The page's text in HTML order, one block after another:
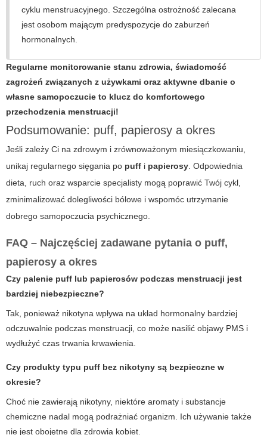
cyklu menstruacyjnego. Szczególna ostrożność zalecana
jest osobom mającym predyspozycje do zaburzeń
hormonalnych.
Regularne monitorowanie stanu zdrowia, świadomość
zagrożeń związanych z używkami oraz aktywne dbanie o
własne samopoczucie to klucz do komfortowego
przechodzenia menstruacji!
Podsumowanie: puff, papierosy a okres
Jeśli zależy Ci na zdrowym i zrównoważonym miesiączkowaniu,
unikaj regularnego sięgania po puff i papierosy . Odpowiednia
dieta, ruch oraz wsparcie specjalisty mogą poprawić Twój cykl,
zminimalizować dolegliwości bólowe i wspomóc utrzymanie
dobrego samopoczucia psychicznego.
FAQ – Najczęściej zadawane pytania o puff,
papierosy a okres
Czy palenie puff lub papierosów podczas menstruacji jest
bardziej niebezpieczne?
Tak, ponieważ nikotyna wpływa na układ hormonalny bardziej
odczuwalnie podczas menstruacji, co może nasilić objawy PMS i
wydłużyć czas trwania krwawienia.
Czy produkty typu puff bez nikotyny są bezpieczne w
okresie?
Choć nie zawierają nikotyny, niektóre aromaty i substancje
chemiczne nadal mogą podrażniać organizm. Ich używanie także
nie jest obojętne dla zdrowia kobiet.